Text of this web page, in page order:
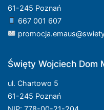
61-245 Poznań
667 001 607
Święty Wojciech Dom
ul. Chartowo 5
61-245 Poznań